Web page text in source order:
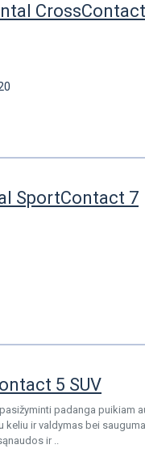
SportContact 7
5 SUV
padanga puikiam
ir valdymas bei
ir ..